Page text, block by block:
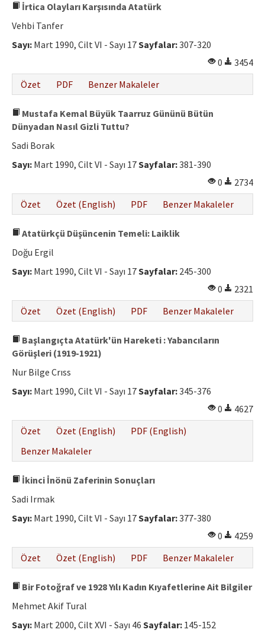
İrtica Olayları Karşısında Atatürk
Vehbi Tanfer
Sayı: Mart 1990, Cilt VI - Sayı 17Sayfalar:307-320
0
3454
Özet
PDF Benzer Makaleler
Mustafa Kemal Büyük Taarruz Gününü Bütün
Dünyadan Nasıl Gizli Tuttu?
Sadi Borak
Sayı: Mart 1990, Cilt VI - Sayı 17Sayfalar:381-390
0
2734
Özet
Özet (English) PDF Benzer Makaleler
Atatürkçü Düşüncenin Temeli: Laiklik
Doğu Ergil
Sayı: Mart 1990, Cilt VI - Sayı 17Sayfalar: 245-300
0
2321
Özet
Özet (English) PDF Benzer Makaleler
Başlangıçta Atatürk'ün Hareketi : Yabancıların
Görüşleri (1919-1921)
Nur Bilge Crıss
Sayı: Mart 1990, Cilt VI - Sayı 17Sayfalar:345-376
0
4627
Özet
Özet (English)
PDF (English)
Benzer Makaleler
İkinci İnönü Zaferinin Sonuçları
Sadi Irmak
Sayı: Mart 1990, Cilt VI - Sayı 17Sayfalar:377-380
0
4259
Özet
Özet (English) PDF Benzer Makaleler
Bir Fotoğraf ve 1928 Yılı Kadın Kıyafetlerine Ait Bilgiler
Mehmet Akif Tural
Sayı: Mart 2000, Cilt XVI - Sayı 46 Sayfalar: 145-152